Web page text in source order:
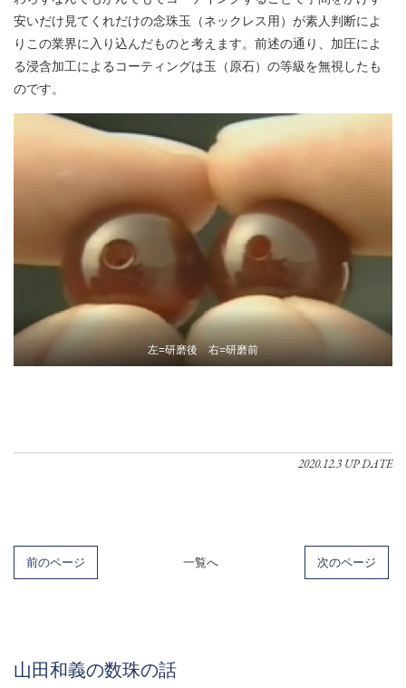
安いだけ見てくれだけの念珠玉（ネックレス用）が素人判断によ
りこの業界に入り込んだものと考えます。前述の通り、加圧によ
る浸含加工によるコーティングは玉（原石）の等級を無視したも
のです。
左=研磨後 右=研磨前
2020.12.3 UP DATE
前のページ 一覧へ 次のページ
山田和義の数珠の話